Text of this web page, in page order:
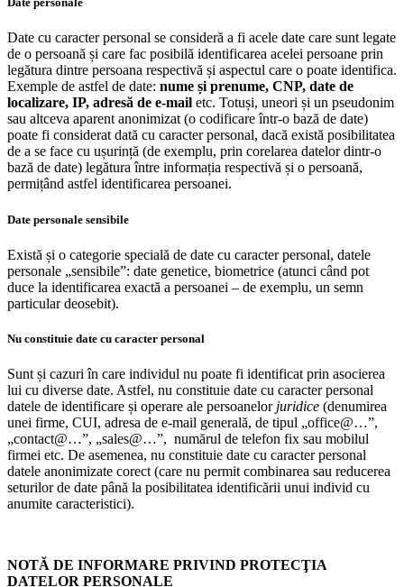
Date cu caracter personal se consideră a fi acele date care sunt legate
de o persoană și care fac posibilă identificarea acelei persoane prin
legătura dintre persoana respectivă și aspectul care o poate identifica.
Exemple de astfel de date: nume și prenume, CNP, date de
localizare, IP, adresă de e-mail etc. Totuși, uneori și un pseudonim
sau altceva aparent anonimizat (o codificare într-o bază de date)
poate fi considerat dată cu caracter personal, dacă există posibilitatea
de a se face cu ușurință (de exemplu, prin corelarea datelor dintr-o
bază de date) legătura între informația respectivă și o persoană,
permițând astfel identificarea persoanei.
Date personale sensibile
Există și o categorie specială de date cu caracter personal, datele
personale „sensibile”: date genetice, biometrice (atunci când pot
duce la identificarea exactă a persoanei – de exemplu, un semn
particular deosebit).
Nu constituie date cu caracter personal
Sunt și cazuri în care individul nu poate fi identificat prin asocierea
lui cu diverse date. Astfel, nu constituie date cu caracter personal
datele de identificare și operare ale persoanelor juridice (denumirea
unei firme, CUI, adresa de e-mail generală, de tipul „office@…”,
„contact@…”, „sales@…”, numărul de telefon fix sau mobilul
firmei etc. De asemenea, nu constituie date cu caracter personal
datele anonimizate corect (care nu permit combinarea sau reducerea
seturilor de date până la posibilitatea identificării unui individ cu
anumite caracteristici).
NOTĂ DE INFORMARE PRIVIND PROTECŢIA
DATELOR PERSONALE